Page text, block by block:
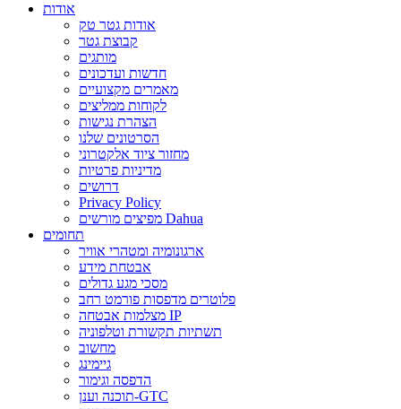
אודות
אודות גטר טק
קבוצת גטר
מותגים
חדשות ועדכונים
מאמרים מקצועיים
לקוחות ממליצים
הצהרת נגישות
הסרטונים שלנו
מחזור ציוד אלקטרוני
מדיניות פרטיות
דרושים
Privacy Policy
מפיצים מורשים Dahua
תחומים
ארגונומיה ומטהרי אוויר
אבטחת מידע
מסכי מגע גדולים
פלוטרים מדפסות פורמט רחב
מצלמות אבטחה IP
תשתיות תקשורת וטלפוניה
מחשוב
גיימינג
הדפסה וגימור
תוכנה וענן-GTC